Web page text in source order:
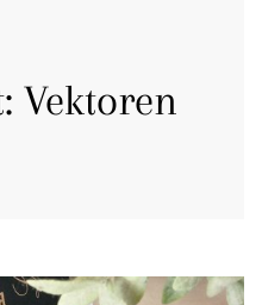
Vektoren